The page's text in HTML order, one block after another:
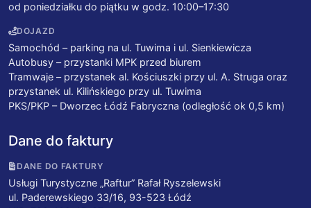
od poniedziałku do piątku w godz. 10:00–17:30
DOJAZD
Samochód – parking na ul. Tuwima i ul. Sienkiewicza
Autobusy – przystanki MPK przed biurem
Tramwaje – przystanek al. Kościuszki przy ul. A. Struga oraz
przystanek ul. Kilińskiego przy ul. Tuwima
PKS/PKP – Dworzec Łódź Fabryczna (odległość ok 0,5 km)
Dane do faktury
DANE DO FAKTURY
Usługi Turystyczne „Raftur” Rafał Ryszelewski
ul. Paderewskiego 33/16, 93-523 Łódź